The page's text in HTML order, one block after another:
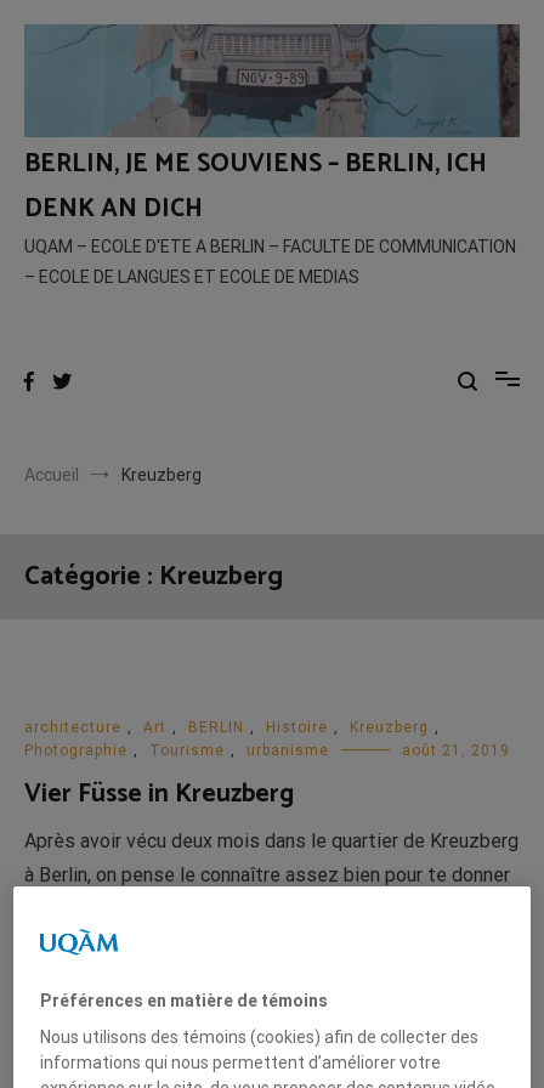
contenu
BERLIN, JE ME SOUVIENS – BERLIN, ICH
DENK AN DICH
UQAM – ECOLE D'ETE A BERLIN – FACULTE DE COMMUNICATION
– ECOLE DE LANGUES ET ECOLE DE MEDIAS
Accueil Kreuzberg
Catégorie : Kreuzberg
architecture , Art , BERLIN , Histoire , Kreuzberg ,
Photographie , Tourisme , urbanisme août 21, 2019
Vier Füsse in Kreuzberg
Après avoir vécu deux mois dans le quartier de Kreuzberg
à Berlin, on pense le connaître assez bien pour te donner
dans la ville. On a visité plusieurs endroits à Kreuzberg et
aussi pris des photos pour […]
LIRE LA SUITE
Préférences en matière de témoins
Nous utilisons des témoins (cookies) afin de collecter des
informations qui nous permettent d’améliorer votre